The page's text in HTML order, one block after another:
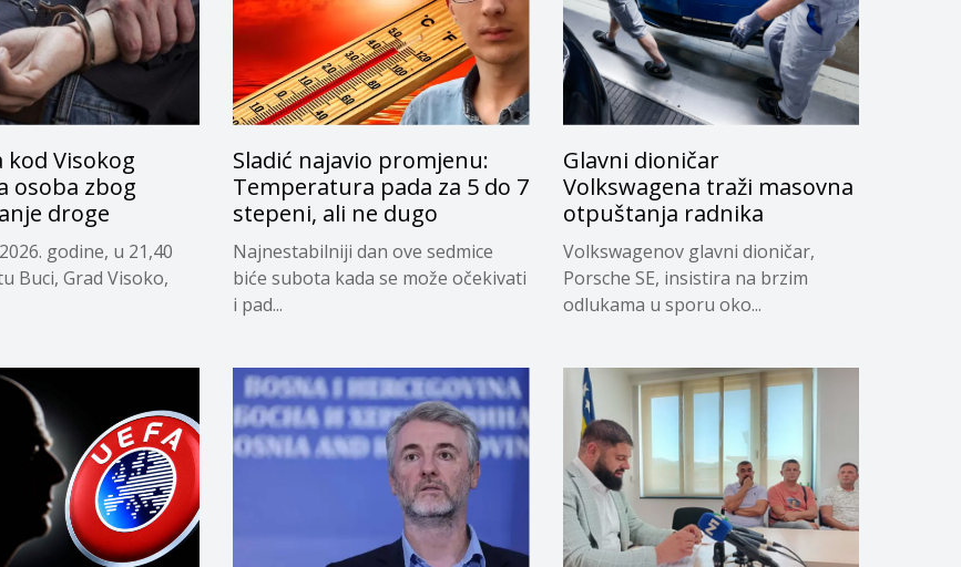
kod Visokog
osoba zbog
droge
godine, u 21,40
Buci, Grad Visoko,
Sladić najavio promjenu:
Temperatura pada za 5 do 7
stepeni, ali ne dugo
Najnestabilniji dan ove sedmice
biće subota kada se može očekivati
i pad...
Glavni dioničar
Volkswagena traži masovna
otpuštanja radnika
Volkswagenov glavni dioničar,
Porsche SE, insistira na brzim
odlukama u sporu oko...